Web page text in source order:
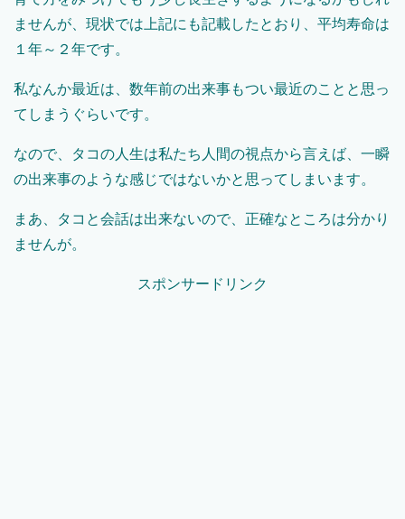
ませんが、現状では上記にも記載したとおり、平均寿命は
１年～２年です。
私なんか最近は、数年前の出来事もつい最近のことと思っ
てしまうぐらいです。
なので、タコの人生は私たち人間の視点から言えば、一瞬
の出来事のような感じではないかと思ってしまいます。
まあ、タコと会話は出来ないので、正確なところは分かり
ませんが。
スポンサードリンク